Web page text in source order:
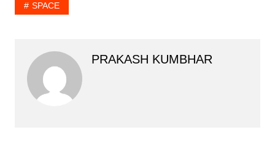
SPACE
PRAKASH KUMBHAR